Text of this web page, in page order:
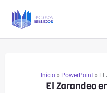
Inicio» PowerPoint» El
El Zarandeo